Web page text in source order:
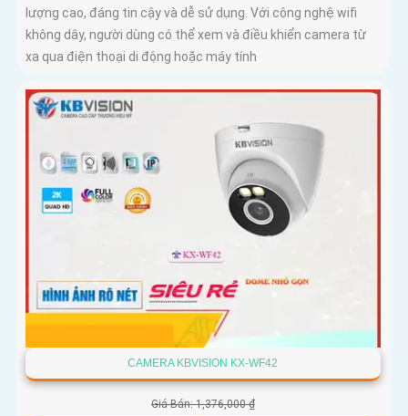
lượng cao, đáng tin cậy và dễ sử dụng. Với công nghệ wifi
không dây, người dùng có thể xem và điều khiển camera từ
xa qua điện thoại di động hoặc máy tính
CAMERA KBVISION KX-WF42
Giá Bán: 1,376,000 ₫